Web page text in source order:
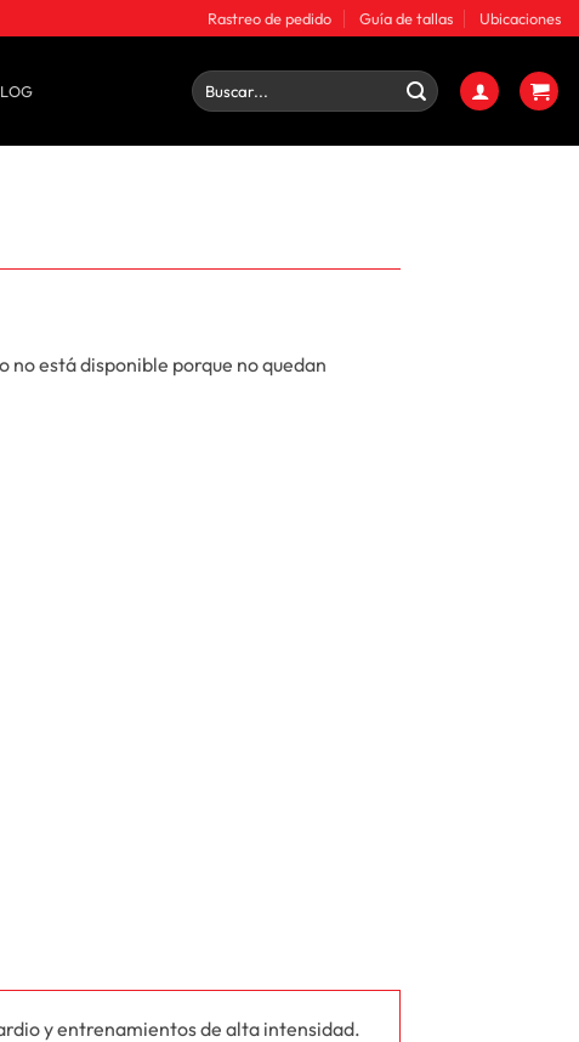
Rastreo de pedido Guía de tallas Ubicaciones
Buscar
por:
no está disponible porque no quedan
y entrenamientos de alta intensidad.